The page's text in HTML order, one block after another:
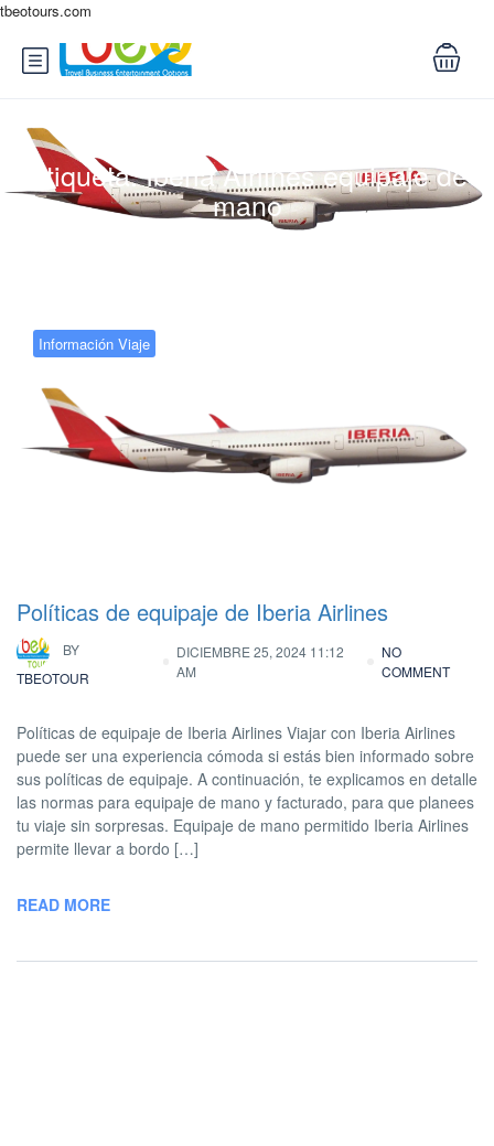
tbeotours.com
Etiqueta:Iberia Airlines equipaje de
mano
Información Viaje
Políticas de equipaje de Iberia Airlines
BY
TBEOTOUR
DICIEMBRE 25, 2024 11:12
AM
NO
COMMENT
Políticas de equipaje de Iberia Airlines Viajar con Iberia Airlines
puede ser una experiencia cómoda si estás bien informado sobre
sus políticas de equipaje. A continuación, te explicamos en detalle
las normas para equipaje de mano y facturado, para que planees
tu viaje sin sorpresas. Equipaje de mano permitido Iberia Airlines
permite llevar a bordo […]
READ MORE